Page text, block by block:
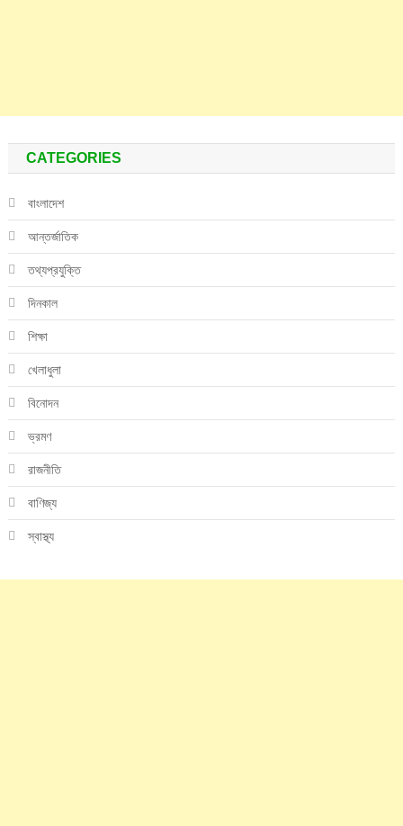
CATEGORIES
বাংলাদেশ
আন্তর্জাতিক
তথ্যপ্রযুক্তি
দিনকাল
শিক্ষা
খেলাধুলা
বিনোদন
ভ্রমণ
রাজনীতি
বাণিজ্য
স্বাস্থ্য